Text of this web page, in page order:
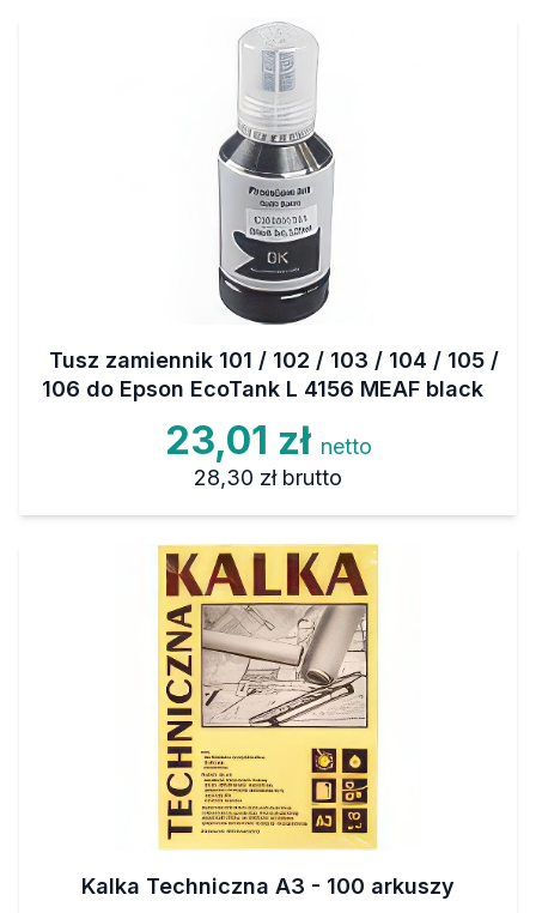
Tusz zamiennik 101 / 102 / 103 / 104 / 105 /
106 do Epson EcoTank L 4156 MEAF black
23,01 zł netto
28,30 zł brutto
Kalka Techniczna A3 - 100 arkuszy